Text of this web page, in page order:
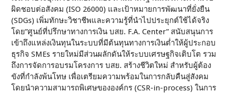
ผิดชอบต่อสังคม (ISO 26000) และเป้าหมายการพัฒนาที่ยั่งยืน
(SDGs) เพิ่มทักษะวิชาชีพและความรู้ที่นำไปประยุกต์ใช้ได้จริง
โดย”ศูนย์ที่ปรึกษาทางการเงิน บสย. F.A. Center” สนับสนุนการ
เข้าถึงแหล่งเงินทุนในระบบที่มีต้นทุนทางการเงินต่ำให้ผู้ประกอบ
ธุรกิจ SMEs รายใหม่มีส่วนผลักดันให้ระบบเศรษฐกิจเติบโต รวม
ถึงการจัดการอบรมโครงการ บสย. สร้างชีวิตใหม่ สำหรับผู้ต้อง
ขังที่กำลังพ้นโทษ เพื่อเตรียมความพร้อมในการกลับคืนสู่สังคม
โดยนำความสามารถพิเศษขององค์กร (CSR-in-process) ในการ